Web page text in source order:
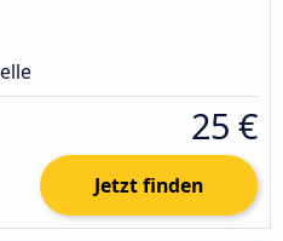
25 €
Jetzt finden